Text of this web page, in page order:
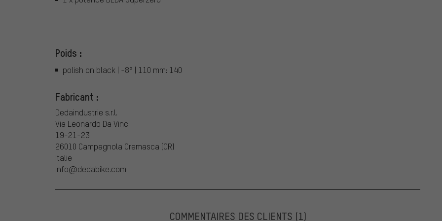
Poids :
polish on black | -8° | 110 mm: 140
Fabricant :
Dedaindustrie s.r.l.
Via Leonardo Da Vinci
19-21-23
26010 Campagnola Cremasca (CR)
Italie
info@dedabike.com
COMMENTAIRES DES CLIENTS (1)